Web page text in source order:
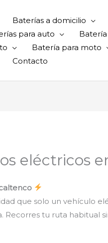
Baterías a domicilio
para auto
Batería para moto
Contacto
eléctricos
que solo un vehículo
tu ruta habitual